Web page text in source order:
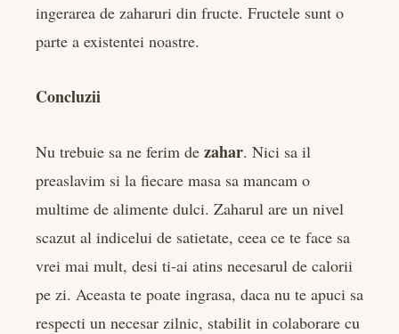
ingerarea de zaharuri din fructe. Fructele sunt o
parte a existentei noastre.
Concluzii
Nu trebuie sa ne ferim de zahar. Nici sa il
preaslavim si la fiecare masa sa mancam o
multime de alimente dulci. Zaharul are un nivel
scazut al indicelui de satietate, ceea ce te face sa
vrei mai mult, desi ti-ai atins necesarul de calorii
pe zi. Aceasta te poate ingrasa, daca nu te apuci sa
respecti un necesar zilnic, stabilit in colaborare cu